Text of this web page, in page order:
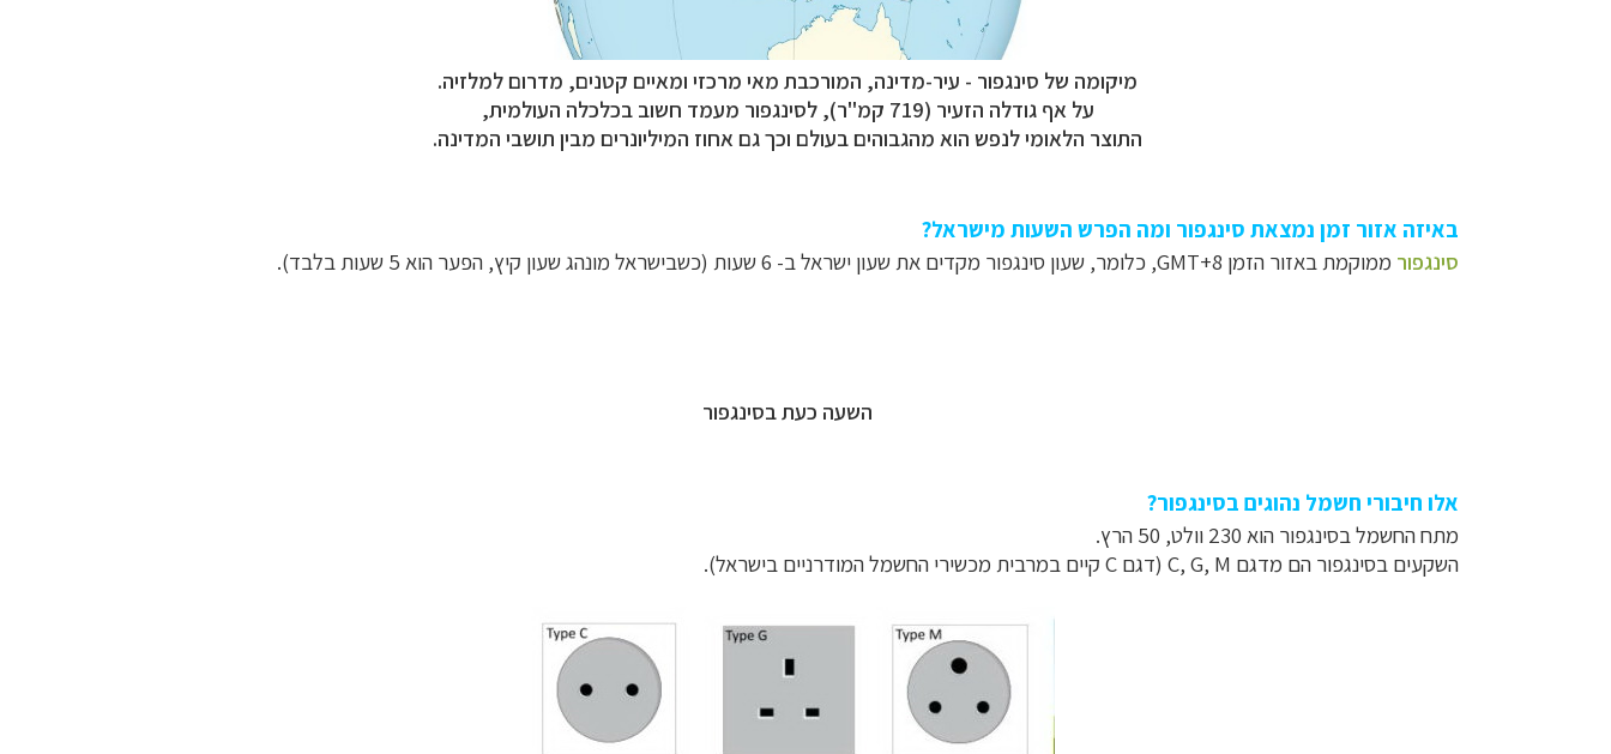
מיקומה של סינגפור - עיר-מדינה, המורכבת מאי מרכזי ומאיים קטנים, מדרום למלזיה.
על אף גודלה הזעיר (719 קמ"ר), לסינגפור מעמד חשוב בכלכלה העולמית,
התוצר הלאומי לנפש הוא מהגבוהים בעולם וכך גם אחוז המיליונרים מבין תושבי המדינה.
באיזה אזור זמן נמצאת סינגפור ומה הפרש השעות מישראל?
סינגפור ממוקמת באזור הזמן GMT+8, כלומר, שעון סינגפור מקדים את שעון ישראל ב- 6 שעות (כשבישראל מונהג שעון קיץ, הפער הוא 5 שעות בלבד).
השעה כעת בסינגפור
אלו חיבורי חשמל נהוגים בסינגפור?
מתח החשמל בסינגפור הוא 230 וולט, 50 הרץ.
השקעים בסינגפור הם מדגם C, G, M (דגם C קיים במרבית מכשירי החשמל המודרניים בישראל).